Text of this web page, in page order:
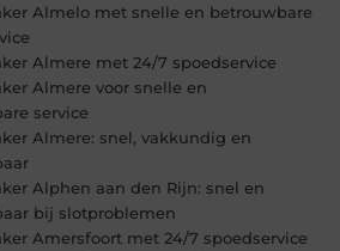
Almelo met snelle en betrouwbare
Almere met 24/7 spoedservice
Almere voor snelle en
service
Almere: snel, vakkundig en
Alphen aan den Rijn: snel en
bij slotproblemen
Amersfoort met 24/7 spoedservice